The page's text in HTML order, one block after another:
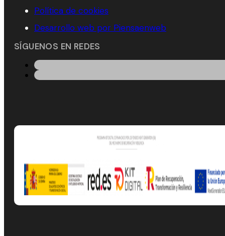
Política de cookies
Desarrollo web por Piensaenweb
SÍGUENOS EN REDES